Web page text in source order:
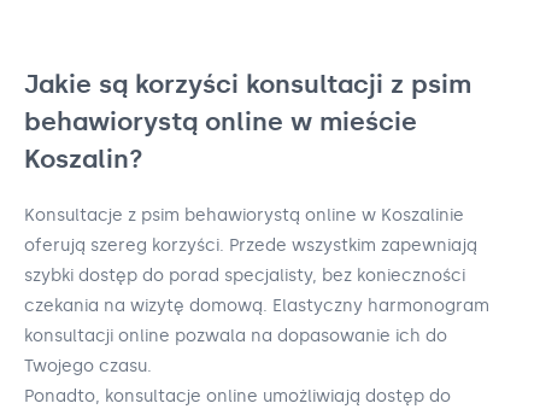
Jakie są korzyści konsultacji z psim
behawiorystą online w mieście
Koszalin?
Konsultacje z psim behawiorystą online w Koszalinie
oferują szereg korzyści. Przede wszystkim zapewniają
szybki dostęp do porad specjalisty, bez konieczności
czekania na wizytę domową. Elastyczny harmonogram
konsultacji online pozwala na dopasowanie ich do
Twojego czasu.
Ponadto, konsultacje online umożliwiają dostęp do